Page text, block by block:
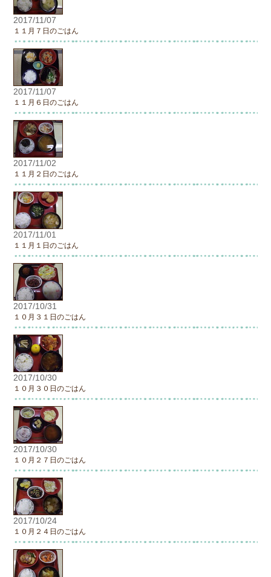
2017/11/07
１１月７日のごはん
2017/11/07
１１月６日のごはん
2017/11/02
１１月２日のごはん
2017/11/01
１１月１日のごはん
2017/10/31
１０月３１日のごはん
2017/10/30
１０月３０日のごはん
2017/10/30
１０月２７日のごはん
2017/10/24
１０月２４日のごはん